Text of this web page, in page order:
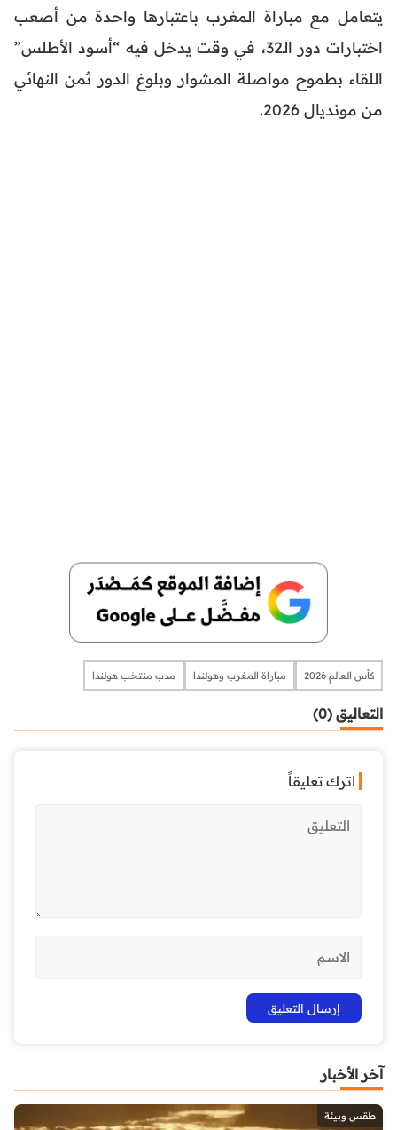
يتعامل مع مباراة المغرب باعتبارها واحدة من أصعب
اختبارات دور الـ32، في وقت يدخل فيه “أسود الأطلس”
اللقاء بطموح مواصلة المشوار وبلوغ الدور ثمن النهائي
من مونديال 2026.
كأس العالم 2026 مباراة المغرب وهولندا مدب منتخب هولندا
التعاليق (0)
اترك تعليقاً
آخر الأخبار
طقس وبيئة